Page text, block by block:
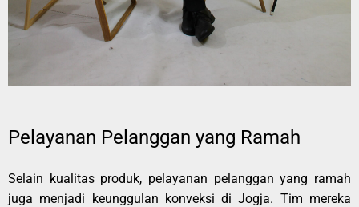
Pelayanan Pelanggan yang Ramah
Selain kualitas produk, pelayanan pelanggan yang ramah
juga menjadi keunggulan konveksi di Jogja. Tim mereka